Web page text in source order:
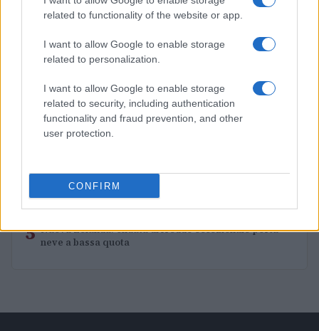
related to functionality of the website or app.
I want to allow Google to enable storage
related to personalization.
I want to allow Google to enable storage
related to security, including authentication
functionality and fraud prevention, and other
user protection.
CONFIRM
XPENG Partner del Teatro del Silenzio 2026: Veicoli
Rilancio degli impianti sciistici in Val Vigezzo, Val
Formazza e Valle Antrona
4
Il Córdoba ha ottenuto il II Trofeo Puertas dopo aver
sconfitto il Rayo ai rigori.
5 Nuova Zelanda: ondata di freddo eccezionale porta
neve a bassa quota